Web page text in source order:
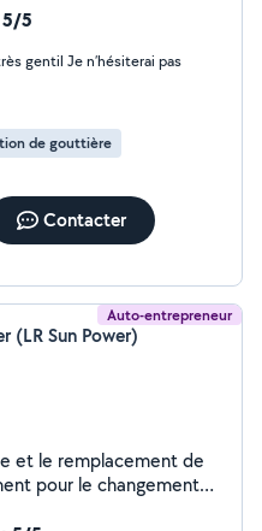
5/5
gentil Je n’hésiterai pas
de gouttière
Contacter
Auto-entrepreneur
(LR Sun Power)
et le remplacement de
pour le changement